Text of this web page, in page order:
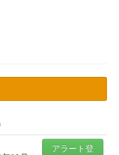
アラート登